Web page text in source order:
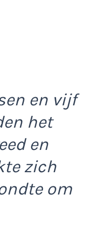
en vijf
het
en
zich
om